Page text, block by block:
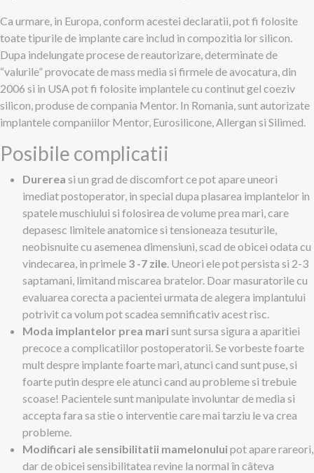
Ca urmare, in Europa, conform acestei declaratii, pot fi folosite
toate tipurile de implante care includ in compozitia lor silicon.
Dupa indelungate procese de reautorizare, determinate de
“valurile” provocate de mass media si firmele de avocatura, din
2006 si in USA pot fi folosite implantele cu continut gel coeziv
silicon, produse de compania Mentor. In Romania, sunt autorizate
implantele companiilor Mentor, Eurosilicone, Allergan si Silimed.
Posibile complicatii
Durerea si un grad de discomfort ce pot apare uneori
imediat postoperator, in special dupa plasarea implantelor in
spatele muschiului si folosirea de volume prea mari, care
depasesc limitele anatomice si tensioneaza tesuturile,
neobisnuite cu asemenea dimensiuni, scad de obicei odata cu
vindecarea, in primele 3 -7 zile. Uneori ele pot persista si 2-3
saptamani, limitand miscarea bratelor. Doar masuratorile cu
evaluarea corecta a pacientei urmata de alegera implantului
potrivit ca volum pot scadea semnificativ acest risc.
Moda implantelor prea marisunt sursa sigura a aparitiei
precoce a complicatiilor postoperatorii. Se vorbeste foarte
mult despre implante foarte mari, atunci cand sunt puse, si
foarte putin despre ele atunci cand au probleme si trebuie
scoase! Pacientele sunt manipulate involuntar de media si
accepta fara sa stie o interventie care mai tarziu le va crea
probleme.
Modificari ale sensibilitatii mamelonuluipot apare rareori,
dar de obicei sensibilitatea revine la normal în câteva